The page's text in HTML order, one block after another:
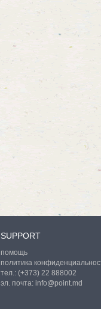
SUPPORT
помощь
политика
тел.: (+373) 22 888002
эл. почта: info@point.md